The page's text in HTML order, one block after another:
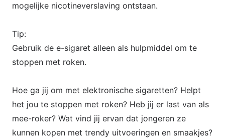
mogelijke nicotineverslaving ontstaan.
Tip:
Gebruik de e-sigaret alleen als hulpmiddel om te
stoppen met roken.
Hoe ga jij om met elektronische sigaretten? Helpt
het jou te stoppen met roken? Heb jij er last van als
mee-roker? Wat vind jij ervan dat jongeren ze
kunnen kopen met trendy uitvoeringen en smaakjes?